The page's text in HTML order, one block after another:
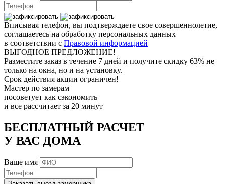
Вписывая телефон, вы подтверждаете свое совершеннолетие,
соглашаетесь на обработку персональных данных
в соответствии с Правовой информацией
ВЫГОДНОЕ ПРЕДЛОЖЕНИЕ!
Разместите заказ в течение 7 дней и получите скидку 63% не
только на окна, но и на установку.
Срок действия акции ограничен!
Мастер по замерам
посоветует как сэкономить
и все рассчитает за 20 минут
БЕСПЛАТНЫЙ РАСЧЕТ
У ВАС ДОМА
Ваше имя